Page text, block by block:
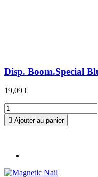
Disp. Boom.Special
19,09 €
 Ajouter au panier